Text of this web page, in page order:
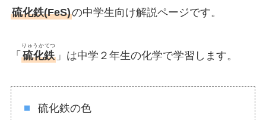
硫化鉄(FeS)の中学生向け解説ページです。
「 硫化鉄
りゅうかてつ
」は中学２年生の化学で学習します。
硫化鉄の色